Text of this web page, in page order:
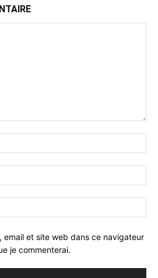
email et site web dans ce navigateur
je commenterai.